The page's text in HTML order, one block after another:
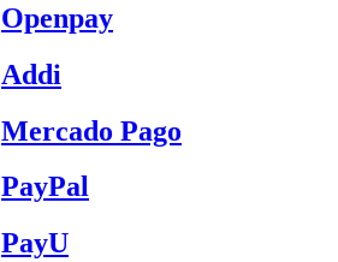
Openpay
Addi
Mercado Pago
PayPal
PayU